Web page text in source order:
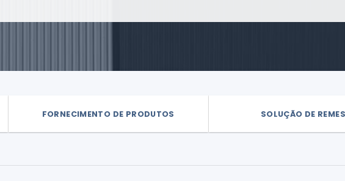
FORNECIMENTO DE PRODUTOS SOLUÇÃO DE